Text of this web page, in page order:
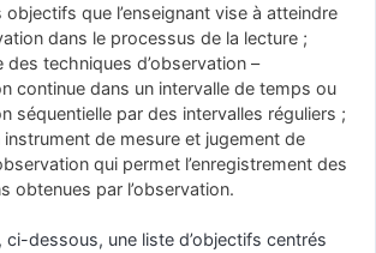
objectifs que l’enseignant vise à atteindre
dans le processus de la lecture ;
des techniques d’observation –
continue dans un intervalle de temps ou
séquentielle par des intervalles réguliers ;
instrument de mesure et jugement de
qui permet l’enregistrement des
obtenues par l’observation.
dessous, une liste d’objectifs centrés